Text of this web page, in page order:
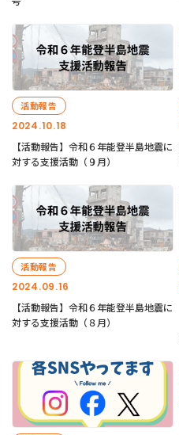
2024.10.18
活動報告
【活動報告】令和６年能登半島地震に
対する支援活動（９月）
2024.09.16
活動報告
【活動報告】令和６年能登半島地震に
対する支援活動（８月）